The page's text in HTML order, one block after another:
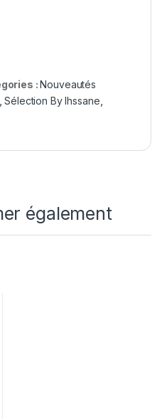
:Nouveautés
,Sélection By Ihssane
également